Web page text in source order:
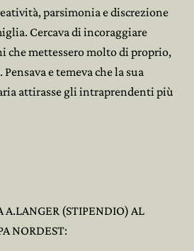
parsimonia e discrezione
Cercava di incoraggiare
che mettessero molto di proprio,
e temeva che la sua
attirasse gli intraprendenti più
A.LANGER (STIPENDIO) AL
NORDEST: